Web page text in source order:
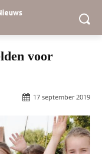
voor
17 september 2019